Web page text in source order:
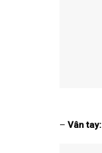
– Vân tay: